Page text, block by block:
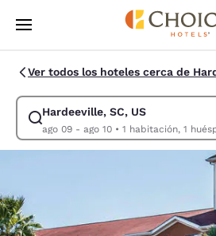
Saltar A Contenido Principal
Ver todos los hoteles cerca de
Hardeeville, SC, US
ago 09 - ago 10• 1 habitación, 1
Modificar búsqueda para Hardeeville,